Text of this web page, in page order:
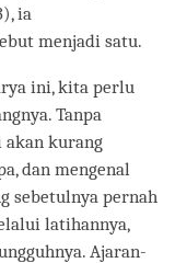
ia
menjadi satu.
ini, kita perlu
Tanpa
akan kurang
dan mengenal
sebetulnya pernah
latihannya,
Ajaran-